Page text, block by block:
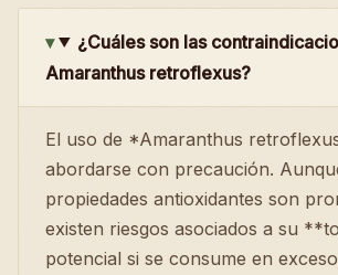
¿Cuáles son las
Amaranthus retroflexus?
El uso de *Amaranthus
abordarse con precaución.
propiedades antioxidantes son
existen riesgos asociados a su
potencial si se consume en